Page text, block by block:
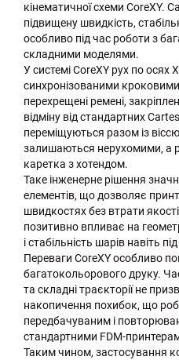
кінематичної схеми CoreXY.
підвищену швидкість,
особливо під час роботи з
складними моделями.
У системі CoreXY рух по осях
синхронізованими
перехрещені ремені,
відміну від стандартних
переміщуються разом із
залишаються нерухомими, а
каретка з хотендом.
Таке інженерне рішення
елементів, що дозволяє
швидкостях без втрати
позитивно впливає на
і стабільність шарів навіть
Переваги CoreXY особливо
багатокольорового друку.
та складні траєкторії не
накопичення похибок, що
передбачуваним і
стандартними FDM-
Таким чином, застосування